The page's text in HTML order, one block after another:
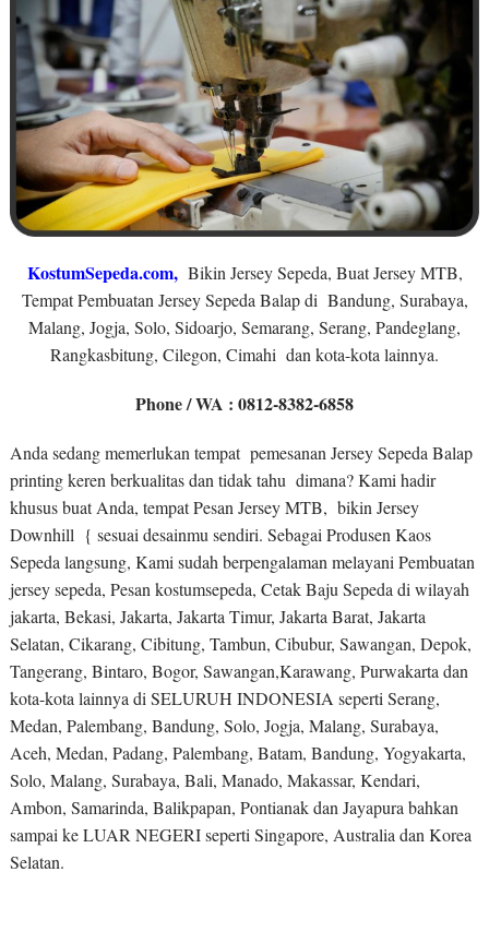
KostumSepeda.com, Bikin Jersey Sepeda, Buat Jersey MTB,
Tempat Pembuatan Jersey Sepeda Balap di Bandung, Surabaya,
Malang, Jogja, Solo, Sidoarjo, Semarang, Serang, Pandeglang,
Rangkasbitung, Cilegon, Cimahi dan kota-kota lainnya.
Phone / WA : 0812-8382-6858
Anda sedang memerlukan tempat pemesanan Jersey Sepeda Balap
printing keren berkualitas dan tidak tahu dimana? Kami hadir
khusus buat Anda, tempat Pesan Jersey MTB, bikin Jersey
Downhill { sesuai desainmu sendiri. Sebagai Produsen Kaos
Sepeda langsung, Kami sudah berpengalaman melayani Pembuatan
jersey sepeda, Pesan kostumsepeda, Cetak Baju Sepeda di wilayah
jakarta, Bekasi, Jakarta, Jakarta Timur, Jakarta Barat, Jakarta
Selatan, Cikarang, Cibitung, Tambun, Cibubur, Sawangan, Depok,
Tangerang, Bintaro, Bogor, Sawangan,Karawang, Purwakarta dan
kota-kota lainnya di SELURUH INDONESIA seperti Serang,
Medan, Palembang, Bandung, Solo, Jogja, Malang, Surabaya,
Aceh, Medan, Padang, Palembang, Batam, Bandung, Yogyakarta,
Solo, Malang, Surabaya, Bali, Manado, Makassar, Kendari,
Ambon, Samarinda, Balikpapan, Pontianak dan Jayapura bahkan
sampai ke LUAR NEGERI seperti Singapore, Australia dan Korea
Selatan.